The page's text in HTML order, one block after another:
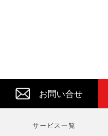
お問い合せ
サービス一覧